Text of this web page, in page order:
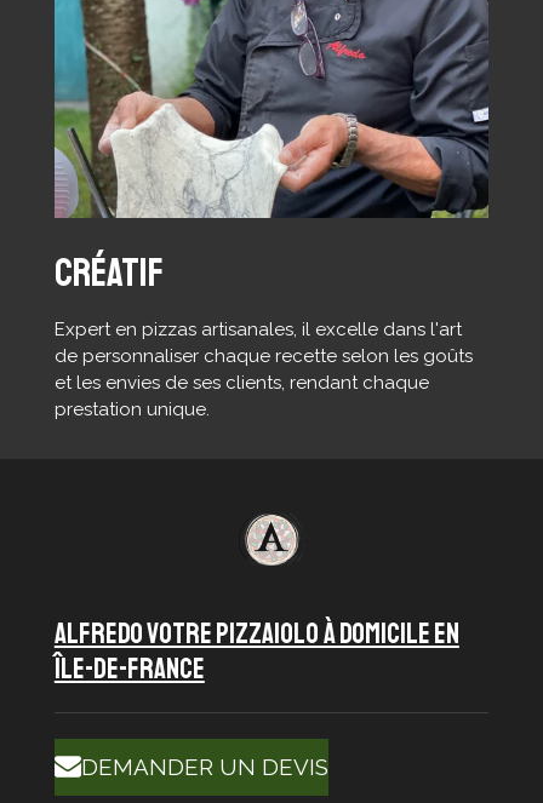
créatif
Expert en pizzas artisanales, il excelle dans l'art
de personnaliser chaque recette selon les goûts
et les envies de ses clients, rendant chaque
prestation unique.
ALFREDO VOTRE PIZZAIOLO À DOMICILE en
île-de-france
DEMANDER UN DEVIS